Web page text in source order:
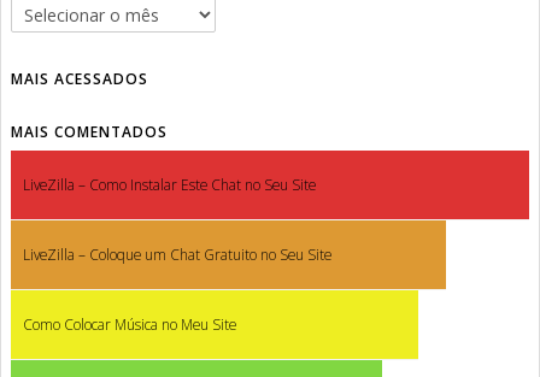
MAIS ACESSADOS
MAIS COMENTADOS
LiveZilla – Como Instalar Este Chat no Seu Site
LiveZilla – Coloque um Chat Gratuito no Seu Site
Como Colocar Música no Meu Site